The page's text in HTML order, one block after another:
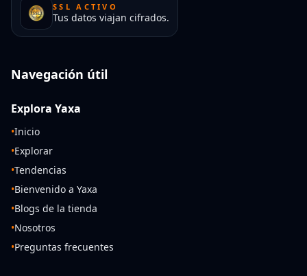
SSL ACTIVO
Tus datos viajan cifrados.
Navegación útil
Explora Yaxa
•Inicio
•Explorar
•Tendencias
•Bienvenido a Yaxa
•Blogs de la tienda
•Nosotros
•Preguntas frecuentes